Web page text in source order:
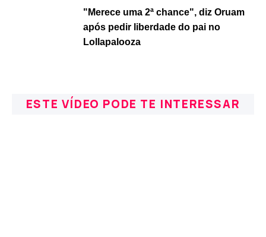
"Merece uma 2ª chance", diz Oruam
após pedir liberdade do pai no
Lollapalooza
ESTE VÍDEO PODE TE INTERESSAR